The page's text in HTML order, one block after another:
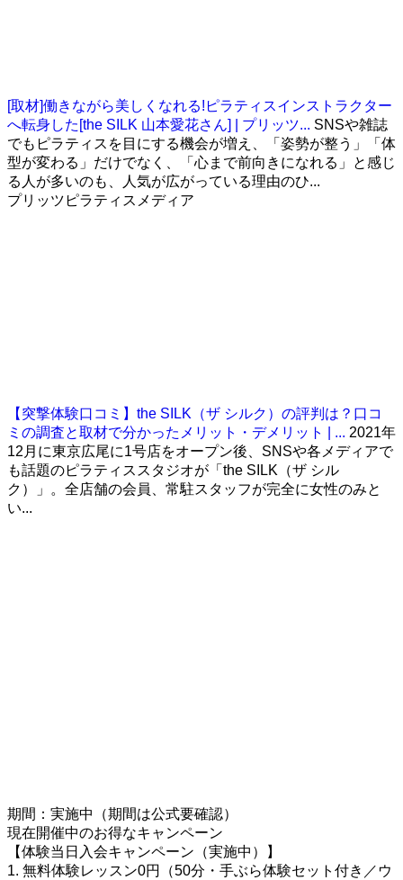
[取材]働きながら美しくなれる!ピラティスインストラクター
へ転身した[the SILK 山本愛花さん] | プリッツ... SNSや雑誌
でもピラティスを目にする機会が増え、「姿勢が整う」「体
型が変わる」だけでなく、「心まで前向きになれる」と感じ
る人が多いのも、人気が広がっている理由のひ...
プリッツピラティスメディア
【突撃体験口コミ】the SILK（ザ シルク）の評判は？口コ
ミの調査と取材で分かったメリット・デメリット | ... 2021年
12月に東京広尾に1号店をオープン後、SNSや各メディアで
も話題のピラティススタジオが「the SILK（ザ シル
ク）」。全店舗の会員、常駐スタッフが完全に女性のみと
い...
期間：実施中（期間は公式要確認）
現在開催中のお得なキャンペーン
【体験当日入会キャンペーン（実施中）】
1. 無料体験レッスン0円（50分・手ぶら体験セット付き／ウ